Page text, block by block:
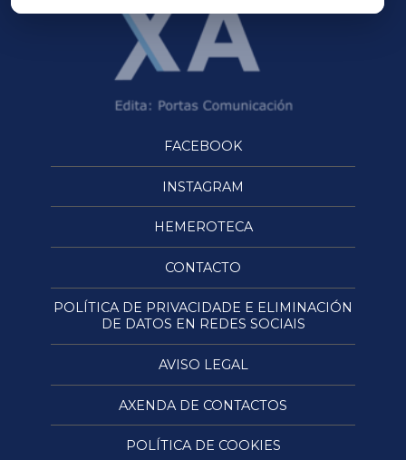
FACEBOOK
INSTAGRAM
HEMEROTECA
CONTACTO
POLÍTICA DE PRIVACIDADE E ELIMINACIÓN
DE DATOS EN REDES SOCIAIS
AVISO LEGAL
AXENDA DE CONTACTOS
POLÍTICA DE COOKIES